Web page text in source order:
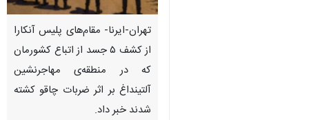
تهران-ایرنا- مقام‌های پلیس آنکارا
از کشف ۵ جسد از اتباع کشورمان
که در منطقه‌ی مهاجرنشین
آلتینداغ بر اثر ضربات چاقو کشته
شدند خبر داد.